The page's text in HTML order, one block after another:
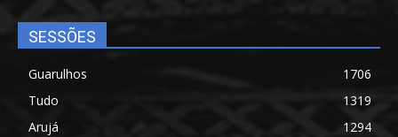
SESSÕES
Guarulhos
1706
Tudo
1319
Arujá
1294